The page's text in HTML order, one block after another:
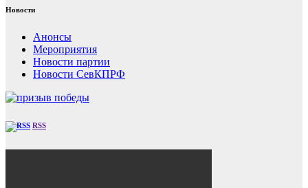
Новости
Анонсы
Мероприятия
Новости партии
Новости СевКПРФ
RSS